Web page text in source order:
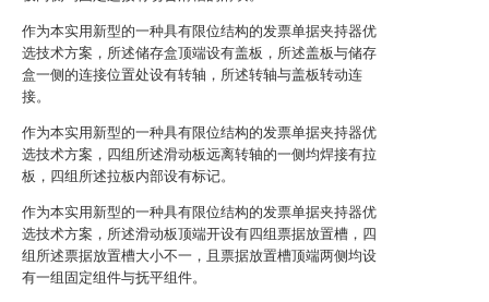
作为本实用新型的一种具有限位结构的发票单据夹持器优
选技术方案，所述储存盒顶端设有盖板，所述盖板与储存
盒一侧的连接位置处设有转轴，所述转轴与盖板转动连
接。
作为本实用新型的一种具有限位结构的发票单据夹持器优
选技术方案，四组所述滑动板远离转轴的一侧均焊接有拉
板，四组所述拉板内部设有标记。
作为本实用新型的一种具有限位结构的发票单据夹持器优
选技术方案，所述滑动板顶端开设有四组票据放置槽，四
组所述票据放置槽大小不一，且票据放置槽顶端两侧均设
有一组固定组件与抚平组件。